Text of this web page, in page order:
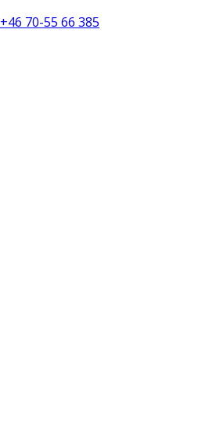
+46 70-55 66 385